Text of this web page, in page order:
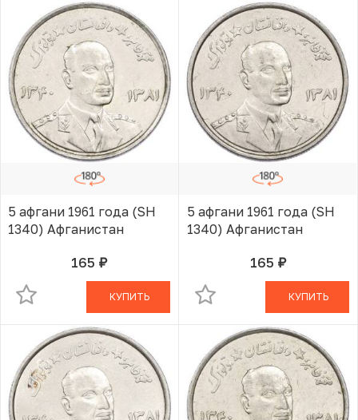
5 афгани 1961 года (SH
1340) Афганистан
165 руб.В КОРЗИНЕ
КУПИТЬ
5 афгани 1961 года (SH
1340) Афганистан
165 руб.В КОРЗИНЕ
КУПИТЬ